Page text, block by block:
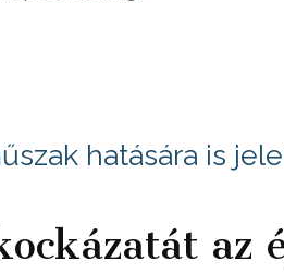
hatására is
az